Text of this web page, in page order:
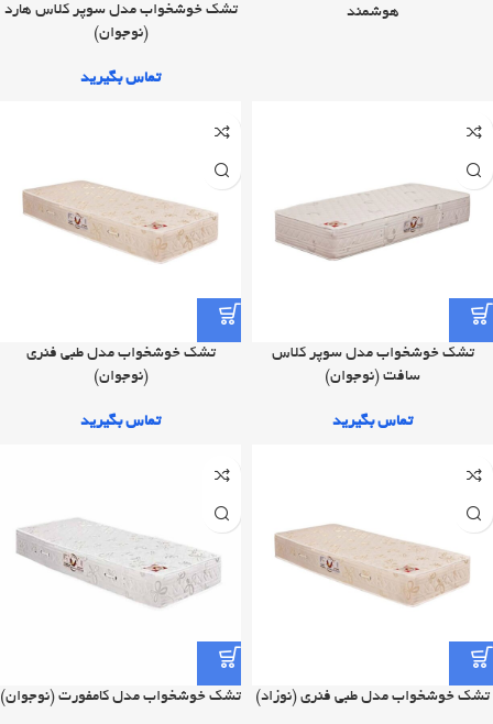
هوشمند
تشک خوشخواب مدل سوپر کلاس هارد
(نوجوان)
تماس بگیرید
تشک خوشخواب مدل سوپر کلاس
سافت (نوجوان)
تماس بگیرید
تشک خوشخواب مدل طبی فنری
(نوجوان)
تماس بگیرید
تشک خوشخواب مدل طبی فنری (نوزاد) تشک خوشخواب مدل کامفورت (نوجوان)